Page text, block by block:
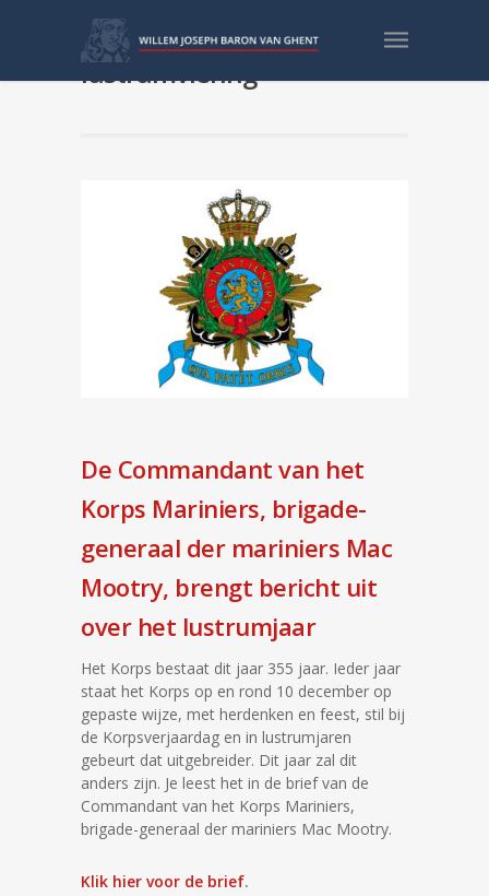
Bericht van CKM over
lustrumviering
De Commandant van het
Korps Mariniers, brigade-
generaal der mariniers Mac
Mootry, brengt bericht uit
over het lustrumjaar
Het Korps bestaat dit jaar 355 jaar. Ieder jaar
staat het Korps op en rond 10 december op
gepaste wijze, met herdenken en feest, stil bij
de Korpsverjaardag en in lustrumjaren
gebeurt dat uitgebreider. Dit jaar zal dit
anders zijn. Je leest het in de brief van de
Commandant van het Korps Mariniers,
brigade-generaal der mariniers Mac Mootry.
Klik hier voor de brief.